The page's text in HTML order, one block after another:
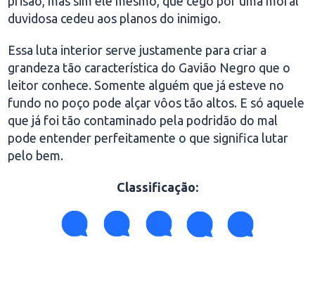
duvidosa cedeu aos planos do inimigo.
Essa luta interior serve justamente para criar a
grandeza tão característica do Gavião Negro que o
leitor conhece. Somente alguém que já esteve no
fundo no poço pode alçar vôos tão altos. E só aquele
que já foi tão contaminado pela podridão do mal
pode entender perfeitamente o que significa lutar
pelo bem.
Classificação: